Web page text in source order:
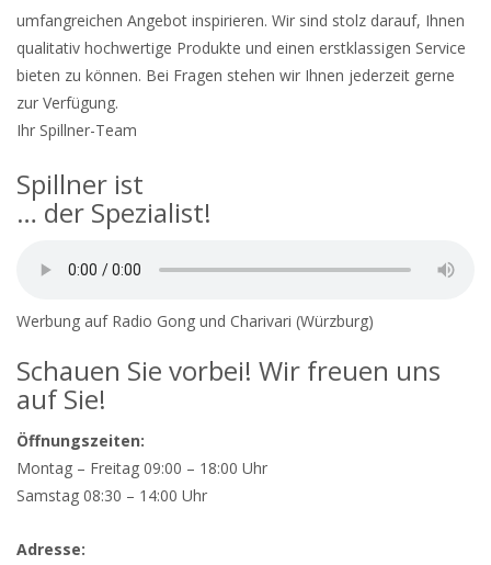
umfangreichen Angebot inspirieren. Wir sind stolz darauf, Ihnen
qualitativ hochwertige Produkte und einen erstklassigen Service
bieten zu können. Bei Fragen stehen wir Ihnen jederzeit gerne
zur Verfügung.
Ihr Spillner-Team
Spillner ist
… der Spezialist!
Werbung auf Radio Gong und Charivari (Würzburg)
Schauen Sie vorbei! Wir freuen uns
auf Sie!
Öffnungszeiten:
Montag – Freitag 09:00 – 18:00 Uhr
Samstag 08:30 – 14:00 Uhr
Adresse: